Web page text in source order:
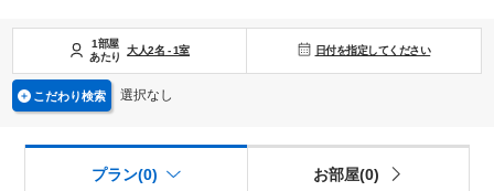
※旅行会社が独自に行うキャンペーンやクーポン、ポイント利用
等は比較対象外です。
1部屋
あたり
大人2名 -1室 日付を指定してください
こだわり検索 選択なし
プラン(0) お部屋(0)